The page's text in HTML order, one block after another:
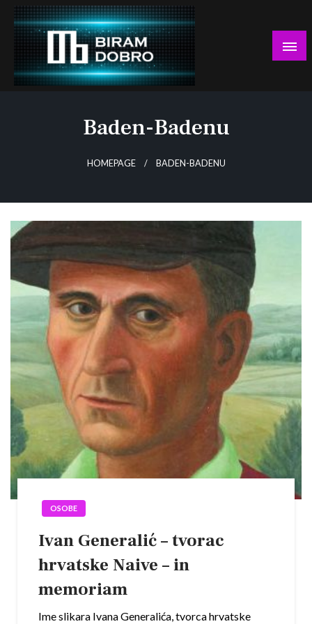
Skip
content
Baden-Badenu
HOMEPAGE BADEN-BADENU
OSOBE
Ivan Generalić – tvorac
hrvatske Naive – in
memoriam
Ime slikara Ivana Generalića, tvorca hrvatske